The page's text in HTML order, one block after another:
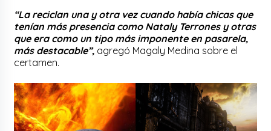
“La reciclan una y otra vez cuando había chicas que
tenían más presencia como Nataly Terrones y otras
que era como un tipo más imponente en pasarela,
más destacable”, agregó Magaly Medina sobre el
certamen.